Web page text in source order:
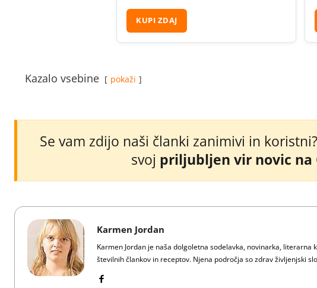
KUPI ZDAJ
Kazalo vsebine pokaži
Se vam zdijo naši članki zanimivi in
svoj priljubljen vir novic na
Karmen Jordan
Karmen Jordan je naša dolgoletna sodelavka, novinarka,
številnih člankov in receptov. Njena področja so zdrav življenjski